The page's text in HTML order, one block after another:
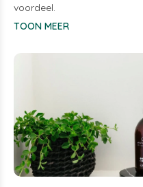
voordeel.
TOON MEER